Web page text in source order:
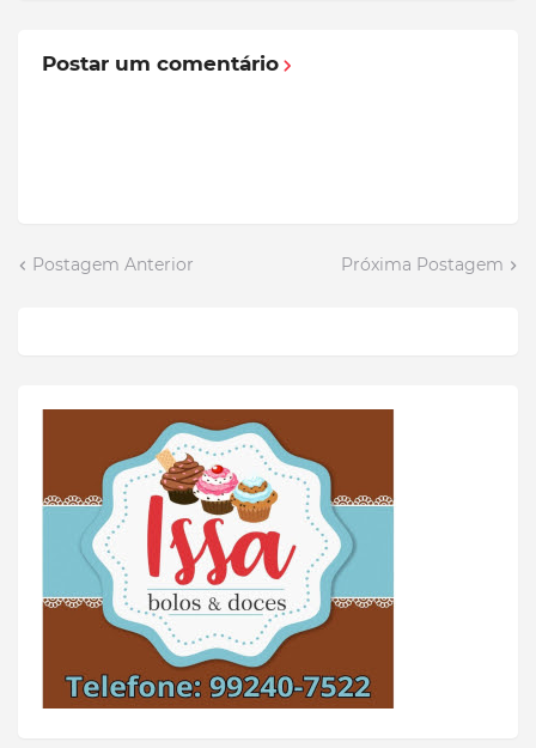
Postar um comentário
Postagem Anterior Próxima Postagem